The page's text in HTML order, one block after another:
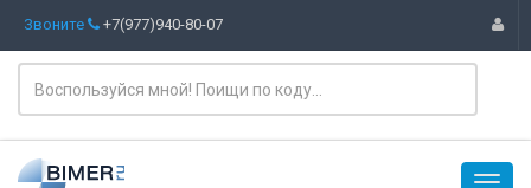
Звоните +7(977)940-80-07